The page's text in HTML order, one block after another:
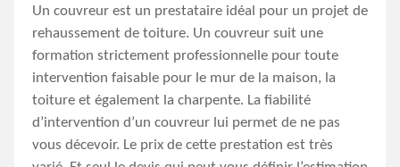
Un couvreur est un prestataire idéal pour un projet de
rehaussement de toiture. Un couvreur suit une
formation strictement professionnelle pour toute
intervention faisable pour le mur de la maison, la
toiture et également la charpente. La fiabilité
d’intervention d’un couvreur lui permet de ne pas
vous décevoir. Le prix de cette prestation est très